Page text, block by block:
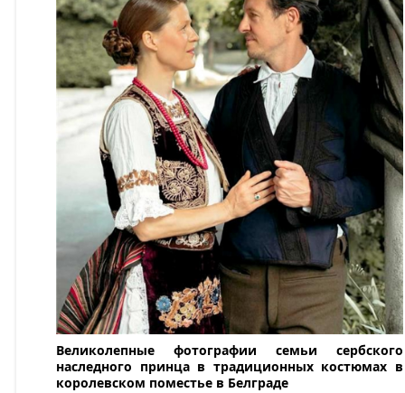
Великолепные фотографии семьи сербского
наследного принца в традиционных костюмах в
королевском поместье в Белграде